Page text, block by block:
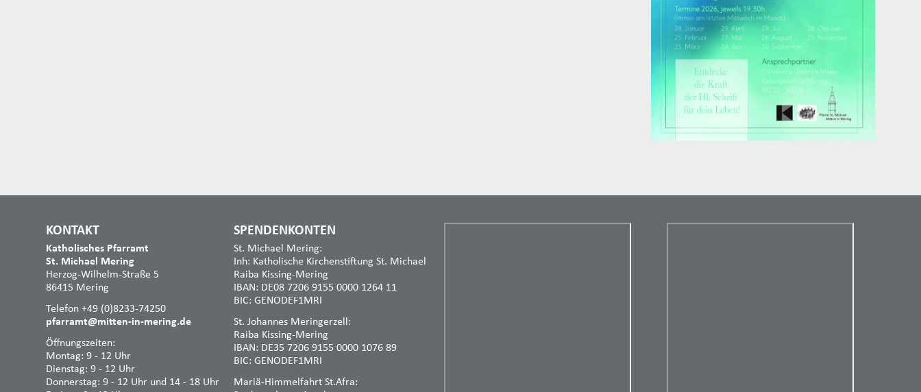
KONTAKT
Katholisches Pfarramt
St. Michael Mering
Herzog-Wilhelm-Straße 5
86415 Mering
Telefon +49 (0)8233-74250
pfarramt@mitten-in-mering.de
Öffnungszeiten:
Montag: 9 - 12 Uhr
Dienstag: 9 - 12 Uhr
Donnerstag: 9 - 12 Uhr und 14 - 18 Uhr
SPENDENKONTEN
St. Michael Mering:
Inh: Katholische Kirchenstiftung St. Michael
Raiba Kissing-Mering
IBAN: DE08 7206 9155 0000 1264 11
BIC: GENODEF1MRI
St. Johannes Meringerzell:
Raiba Kissing-Mering
IBAN: DE35 7206 9155 0000 1076 89
BIC: GENODEF1MRI
Mariä-Himmelfahrt St.Afra: